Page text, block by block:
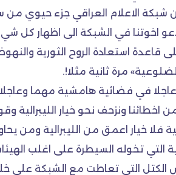
شبكة الاعلام العراقي جزء حيوي من
ادعو اخوتنا في الشبكة الى
استعادة الروح الثورية
مرة ثانية مثلا!.
عاجلا في فضائية هامشية مهما
اخطائنا ونزحف نحو خيار
فلا خيار اعمق من الليبرالية ومن
التي تخوله السيطرة على اغلب
التي تعاطت مع الشبكة على